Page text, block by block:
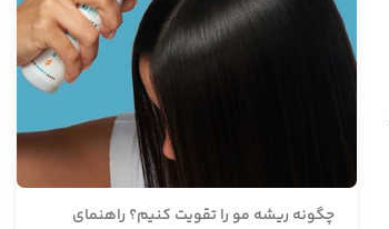
چگونه ریشه مو را تقویت کنیم؟ راهنمای